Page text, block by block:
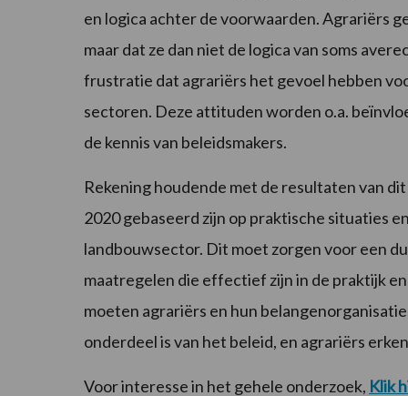
en logica achter de voorwaarden. Agrariërs
maar dat ze dan niet de logica van soms
frustratie dat agrariërs het gevoel hebben
sectoren. Deze attituden worden o.a.
de kennis van beleidsmakers.
Rekening houdende met de resultaten van
2020 gebaseerd zijn op praktische situaties
landbouwsector. Dit moet zorgen voor een
maatregelen die effectief zijn in de praktijk
moeten agrariërs en hun
onderdeel is van het beleid, en agrariërs
Voor interesse in het gehele onderzoek, Klik